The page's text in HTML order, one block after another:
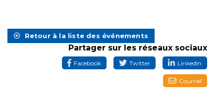
Retour à la liste des événements
Partager sur les réseaux sociaux
Facebook Twitter LinkedIn
Courriel